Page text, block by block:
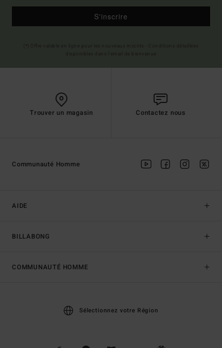
S'inscrire
Trouver un magasin Contactez nous
AIDE
BILLABONG
Communauté Homme
COMMUNAUTÉ HOMME
Sélectionnez votre Région